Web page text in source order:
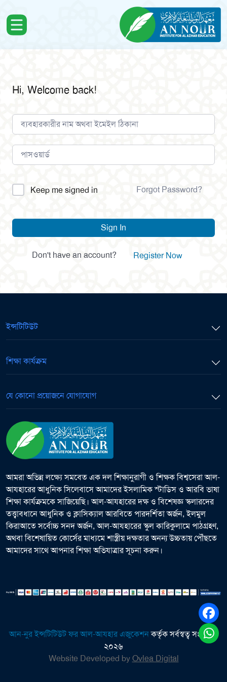
Hi, Welcome back!
Alternative:
Keep me signed in Forgot Password?
Sign In
Don't have an account? Register Now
ইন্সটিটিউট
শিক্ষা কার্যক্রম
যে কোনো প্রয়োজনে যোগাযোগ
আমরা অভিন্ন লক্ষ্যে সমবেত এক দল শিক্ষানুরাগী ও শিক্ষক বিশ্বসেরা আল-
আযহারের আধুনিক সিলেবাসে আমাদের ইসলামিক স্টাডিস ও আরবি ভাষা
শিক্ষা কার্যক্রমকে সাজিয়েছি। আল-আযহারের দক্ষ ও বিশেষজ্ঞ স্কলারদের
তত্ত্বাবধানে আধুনিক ও ক্লাসিক্যাল আরবিতে পারদর্শিতা অর্জন, ইলমুল
কিরাআতে সর্বোচ্চ সনদ অর্জন, আল-আযহারের স্কুল কারিকুলামে পাঠগ্রহণ,
অথবা বিশেষায়িত কোর্সের মাধ্যমে শাস্ত্রীয় দক্ষতার অনন্য উচ্চতায় পৌঁছতে
আমাদের সাথে আপনার শিক্ষা অভিযাত্রার সূচনা করুন।
আন-নুর ইন্সটিটিউট ফর আল-আযহার এজুকেশনকর্তৃক সর্বস্বত্ব সংরক্ষিত
২০২৬
Website Developed byOvlea Digital